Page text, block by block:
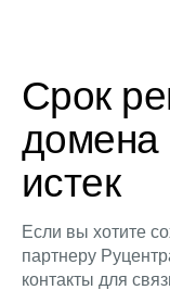
Срок
домена
истек
Если вы хотите
партнеру
контакты для